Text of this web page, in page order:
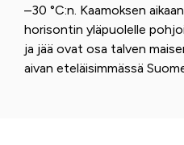
–30 °C:n. Kaamoksen
horisontin yläpuolelle
ja jää ovat osa talven
aivan eteläisimmässä